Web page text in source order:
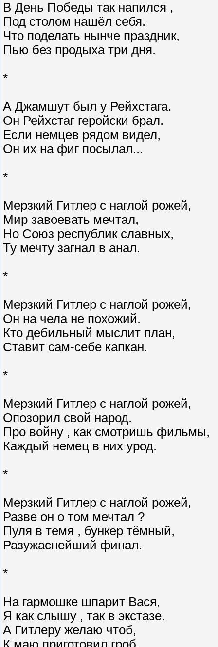
В День Победы так напился ,
Под столом нашёл себя.
Что поделать нынче праздник,
Пью без продыха три дня.
*
А Джамшут был у Рейхстага.
Он Рейхстаг геройски брал.
Если немцев рядом видел,
Он их на фиг посылал...
*
Мерзкий Гитлер с наглой рожей,
Мир завоевать мечтал,
Но Союз республик славных,
Ту мечту загнал в анал.
*
Мерзкий Гитлер с наглой рожей,
Он на чела не похожий.
Кто дебильный мыслит план,
Ставит сам-себе капкан.
*
Мерзкий Гитлер с наглой рожей,
Опозорил свой народ.
Про войну , как смотришь фильмы,
Каждый немец в них урод.
*
Мерзкий Гитлер с наглой рожей,
Разве он о том мечтал ?
Пуля в темя , бункер тёмный,
Разужаснейший финал.
*
На гармошке шпарит Вася,
Я как слышу , так в экстазе.
А Гитлеру желаю чтоб,
К маю приготовил гроб.